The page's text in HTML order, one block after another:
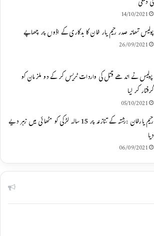
k
m
14/10/2021
پولیس تھانہ صدر رحیم یار خان کا بدکاری کے اڈوں پر چھاپے
26/09/2021
پولیس نے اندھے قتل کی واردات ٹریس کر کے دو ملزمان کو
گرفتار کر لیا
05/10/2021
رحیم یارخان :رشتہ کے تنازعہ پر 15 سالہ لڑکی کو مٹھائی میں زہر دیے
دیا
06/09/2021